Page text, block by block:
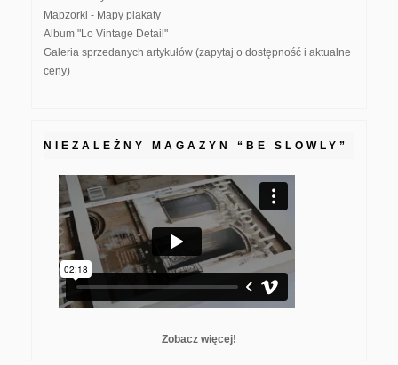
Mapzorki - Mapy plakaty
Album "Lo Vintage Detail"
Galeria sprzedanych artykułów (zapytaj o dostępność i aktualne
ceny)
NIEZALEŻNY MAGAZYN “BE SLOWLY”
Zobacz więcej!